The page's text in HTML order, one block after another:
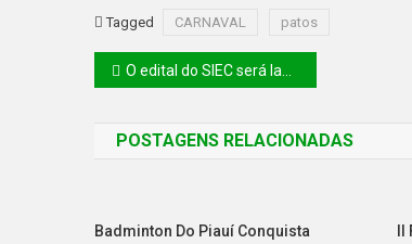
Tagged CARNAVAL patos
O edital do SIEC será lançado nesta sexta feira
POSTAGENS RELACIONADAS
Badminton Do Piauí Conquista